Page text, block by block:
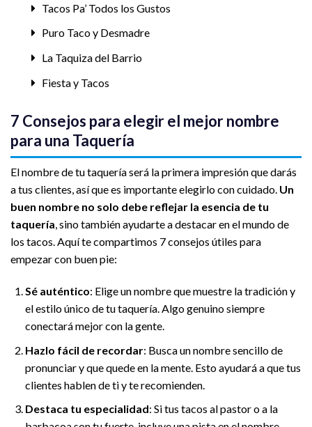
Tacos Pa’ Todos los Gustos
Puro Taco y Desmadre
La Taquiza del Barrio
Fiesta y Tacos
7 Consejos para elegir el mejor nombre
para una Taquería
El nombre de tu taquería será la primera impresión que darás
a tus clientes, así que es importante elegirlo con cuidado. Un
buen nombre no solo debe reflejar la esencia de tu
taquería, sino también ayudarte a destacar en el mundo de
los tacos. Aquí te compartimos 7 consejos útiles para
empezar con buen pie:
Sé auténtico: Elige un nombre que muestre la tradición y
el estilo único de tu taquería. Algo genuino siempre
conectará mejor con la gente.
Hazlo fácil de recordar: Busca un nombre sencillo de
pronunciar y que quede en la mente. Esto ayudará a que tus
clientes hablen de ti y te recomienden.
Destaca tu especialidad: Si tus tacos al pastor o a la